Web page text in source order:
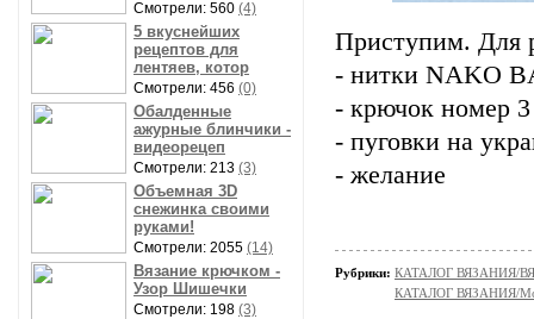
Смотрели: 560 (4)
5 вкуснейших
рецептов для
лентяев, котор
Смотрели: 456 (0)
Обалденные
ажурные блинчики -
видеорецеп
Смотрели: 213 (3)
Объемная 3D
снежинка своими
руками!
Смотрели: 2055 (14)
Вязание крючком -
Узор Шишечки
Смотрели: 198 (3)
Приступим. Для
- нитки NAKO
- крючок номер 3
- пуговки на
- желание
Рубрики: КАТАЛОГ ВЯЗАНИЯ/
КАТАЛОГ ВЯЗАНИЯ/